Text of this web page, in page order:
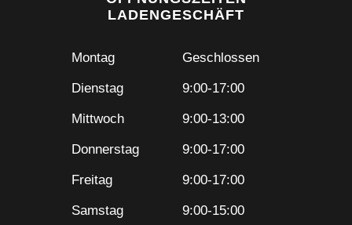
LADENGESCHÄFT
Montag Geschlossen
Dienstag 9:00-17:00
Mittwoch 9:00-13:00
Donnerstag 9:00-17:00
Freitag 9:00-17:00
Samstag 9:00-15:00